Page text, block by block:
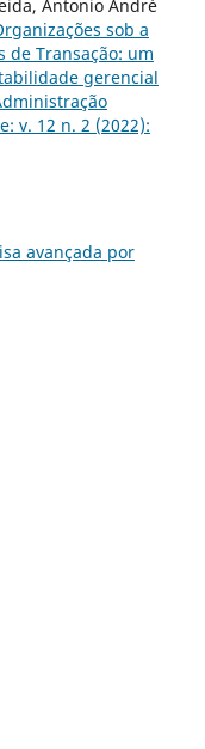
Antonio André
sob a
de Transação: um
gerencial
v. 12 n. 2 (2022):
avançada por